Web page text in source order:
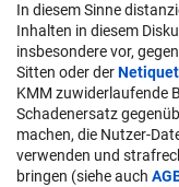
In diesem Sinne
Inhalten in diesem
insbesondere vor,
Sitten oder der
KMM zuwiderlaufende
Schadenersatz
machen, die Nutzer-
verwenden und
bringen (siehe auch